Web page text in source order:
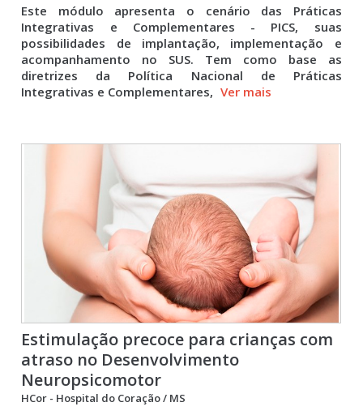
Este módulo apresenta o cenário das Práticas
Integrativas e Complementares - PICS, suas
possibilidades de implantação, implementação e
acompanhamento no SUS. Tem como base as
diretrizes da Política Nacional de Práticas
Integrativas e Complementares, Ver mais
Estimulação precoce para crianças com
atraso no Desenvolvimento
Neuropsicomotor
HCor - Hospital do Coração / MS